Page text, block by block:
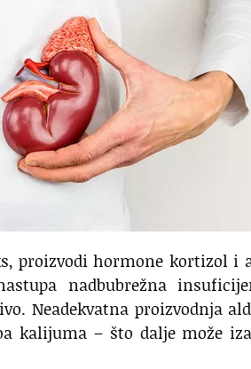
proizvodi hormone kortizol i
nadbubrežna
Neadekvatna proizvodnja
kalijuma – što dalje može